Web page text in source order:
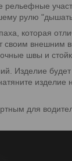
рулю
которая
своим
швы и
Изделие
для